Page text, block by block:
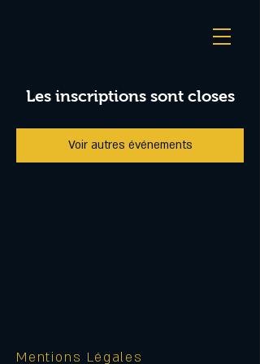
Les inscriptions sont closes
Voir autres événements
Mentions Légales